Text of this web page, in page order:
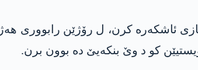
ئاشكه‌ره‌ كرن، ل رۆژێن رابووری
كو د وێ بنكه‌یێ ده‌ بوون برن.